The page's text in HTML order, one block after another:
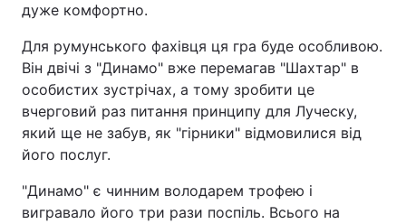
дуже комфортно.
Для румунського фахівця ця гра буде особливою.
Він двічі з "Динамо" вже перемагав "Шахтар" в
особистих зустрічах, а тому зробити це
вчерговий раз питання принципу для Луческу,
який ще не забув, як "гірники" відмовилися від
його послуг.
"Динамо" є чинним володарем трофею і
вигравало його три рази поспіль. Всього на